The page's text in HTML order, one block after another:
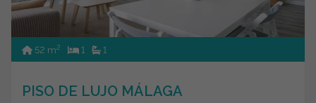
52 m2 1 1
PISO DE LUJO MÁLAGA